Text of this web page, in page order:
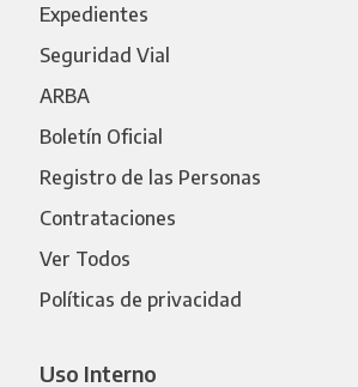
Expedientes
Seguridad Vial
ARBA
Boletín Oficial
Registro de las Personas
Contrataciones
Ver Todos
Políticas de privacidad
Uso Interno